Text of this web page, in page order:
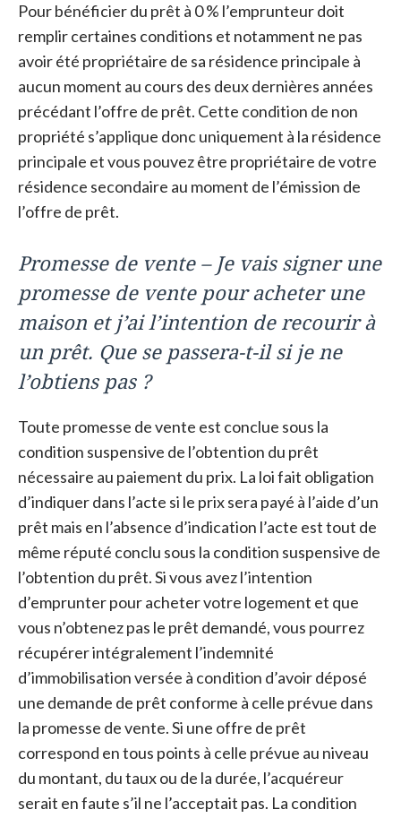
Pour bénéficier du prêt à 0 % l’emprunteur doit
remplir certaines conditions et notamment ne pas
avoir été propriétaire de sa résidence principale à
aucun moment au cours des deux dernières années
précédant l’offre de prêt. Cette condition de non
propriété s’applique donc uniquement à la résidence
principale et vous pouvez être propriétaire de votre
résidence secondaire au moment de l’émission de
l’offre de prêt.
Promesse de vente – Je vais signer une
promesse de vente pour acheter une
maison et j’ai l’intention de recourir à
un prêt. Que se passera-t-il si je ne
l’obtiens pas ?
Toute promesse de vente est conclue sous la
condition suspensive de l’obtention du prêt
nécessaire au paiement du prix. La loi fait obligation
d’indiquer dans l’acte si le prix sera payé à l’aide d’un
prêt mais en l’absence d’indication l’acte est tout de
même réputé conclu sous la condition suspensive de
l’obtention du prêt. Si vous avez l’intention
d’emprunter pour acheter votre logement et que
vous n’obtenez pas le prêt demandé, vous pourrez
récupérer intégralement l’indemnité
d’immobilisation versée à condition d’avoir déposé
une demande de prêt conforme à celle prévue dans
la promesse de vente. Si une offre de prêt
correspond en tous points à celle prévue au niveau
du montant, du taux ou de la durée, l’acquéreur
serait en faute s’il ne l’acceptait pas. La condition